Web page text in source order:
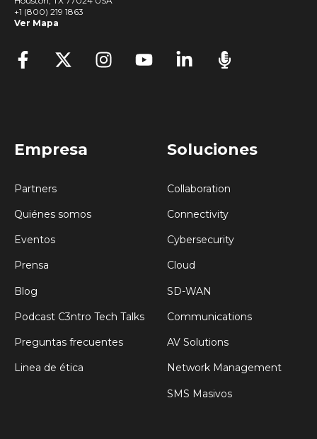
+1 (800) 219 1863
Ver Mapa
Empresa
Partners
Quiénes somos
Eventos
Prensa
Blog
Podcast C3ntro Tech Talks
Preguntas frecuentes
Linea de ética
Soluciones
Collaboration
Connectivity
Cybersecurity
Cloud
SD-WAN
Communications
AV Solutions
Network Management
SMS Masivos